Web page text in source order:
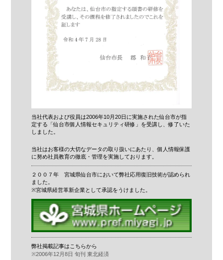
当社代表および役員は2006年10月20日に実施された仙台市が指
定する「仙台市個人情報セキュリティ研修」を受講し、修了いた
しました。
当社はお客様の大切なデータの取り扱いにあたり、個人情報保護
に努め社員教育の徹底・管理を実施しております。
２００７年 宮城県仙台市において弊社応用復旧技術が認められ
ました。
※宮城県経営革新企業として承認をうけました。
弊社掲載記事はこちらから
※2006年12月8日 旬刊 東北経済